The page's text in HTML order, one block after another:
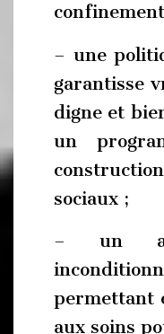
– une
garantisse
digne et
un
sociaux ;
– un
permettant
aux soins